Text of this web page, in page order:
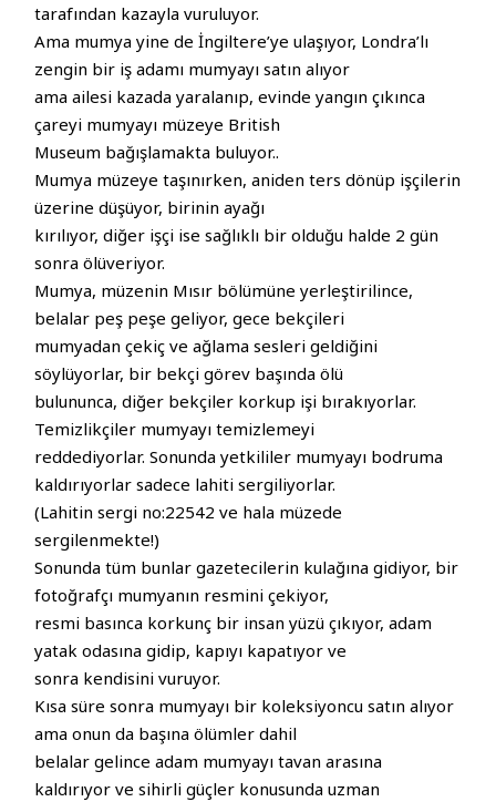
tarafından kazayla vuruluyor.
Ama mumya yine de İngiltere’ye ulaşıyor, Londra’lı
zengin bir iş adamı mumyayı satın alıyor
ama ailesi kazada yaralanıp, evinde yangın çıkınca
çareyi mumyayı müzeye British
Museum bağışlamakta buluyor..
Mumya müzeye taşınırken, aniden ters dönüp işçilerin
üzerine düşüyor, birinin ayağı
kırılıyor, diğer işçi ise sağlıklı bir olduğu halde 2 gün
sonra ölüveriyor.
Mumya, müzenin Mısır bölümüne yerleştirilince,
belalar peş peşe geliyor, gece bekçileri
mumyadan çekiç ve ağlama sesleri geldiğini
söylüyorlar, bir bekçi görev başında ölü
bulununca, diğer bekçiler korkup işi bırakıyorlar.
Temizlikçiler mumyayı temizlemeyi
reddediyorlar. Sonunda yetkililer mumyayı bodruma
kaldırıyorlar sadece lahiti sergiliyorlar.
(Lahitin sergi no:22542 ve hala müzede
sergilenmekte!)
Sonunda tüm bunlar gazetecilerin kulağına gidiyor, bir
fotoğrafçı mumyanın resmini çekiyor,
resmi basınca korkunç bir insan yüzü çıkıyor, adam
yatak odasına gidip, kapıyı kapatıyor ve
sonra kendisini vuruyor.
Kısa süre sonra mumyayı bir koleksiyoncu satın alıyor
ama onun da başına ölümler dahil
belalar gelince adam mumyayı tavan arasına
kaldırıyor ve sihirli güçler konusunda uzman